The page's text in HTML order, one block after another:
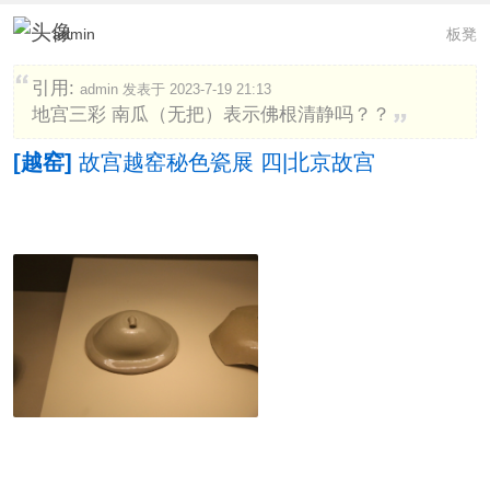
板凳
admin
引用: admin 发表于 2023-7-19 21:13
地宫三彩 南瓜（无把）表示佛根清静吗？？
[越窑] 故宫越窑秘色瓷展 四|北京故宫